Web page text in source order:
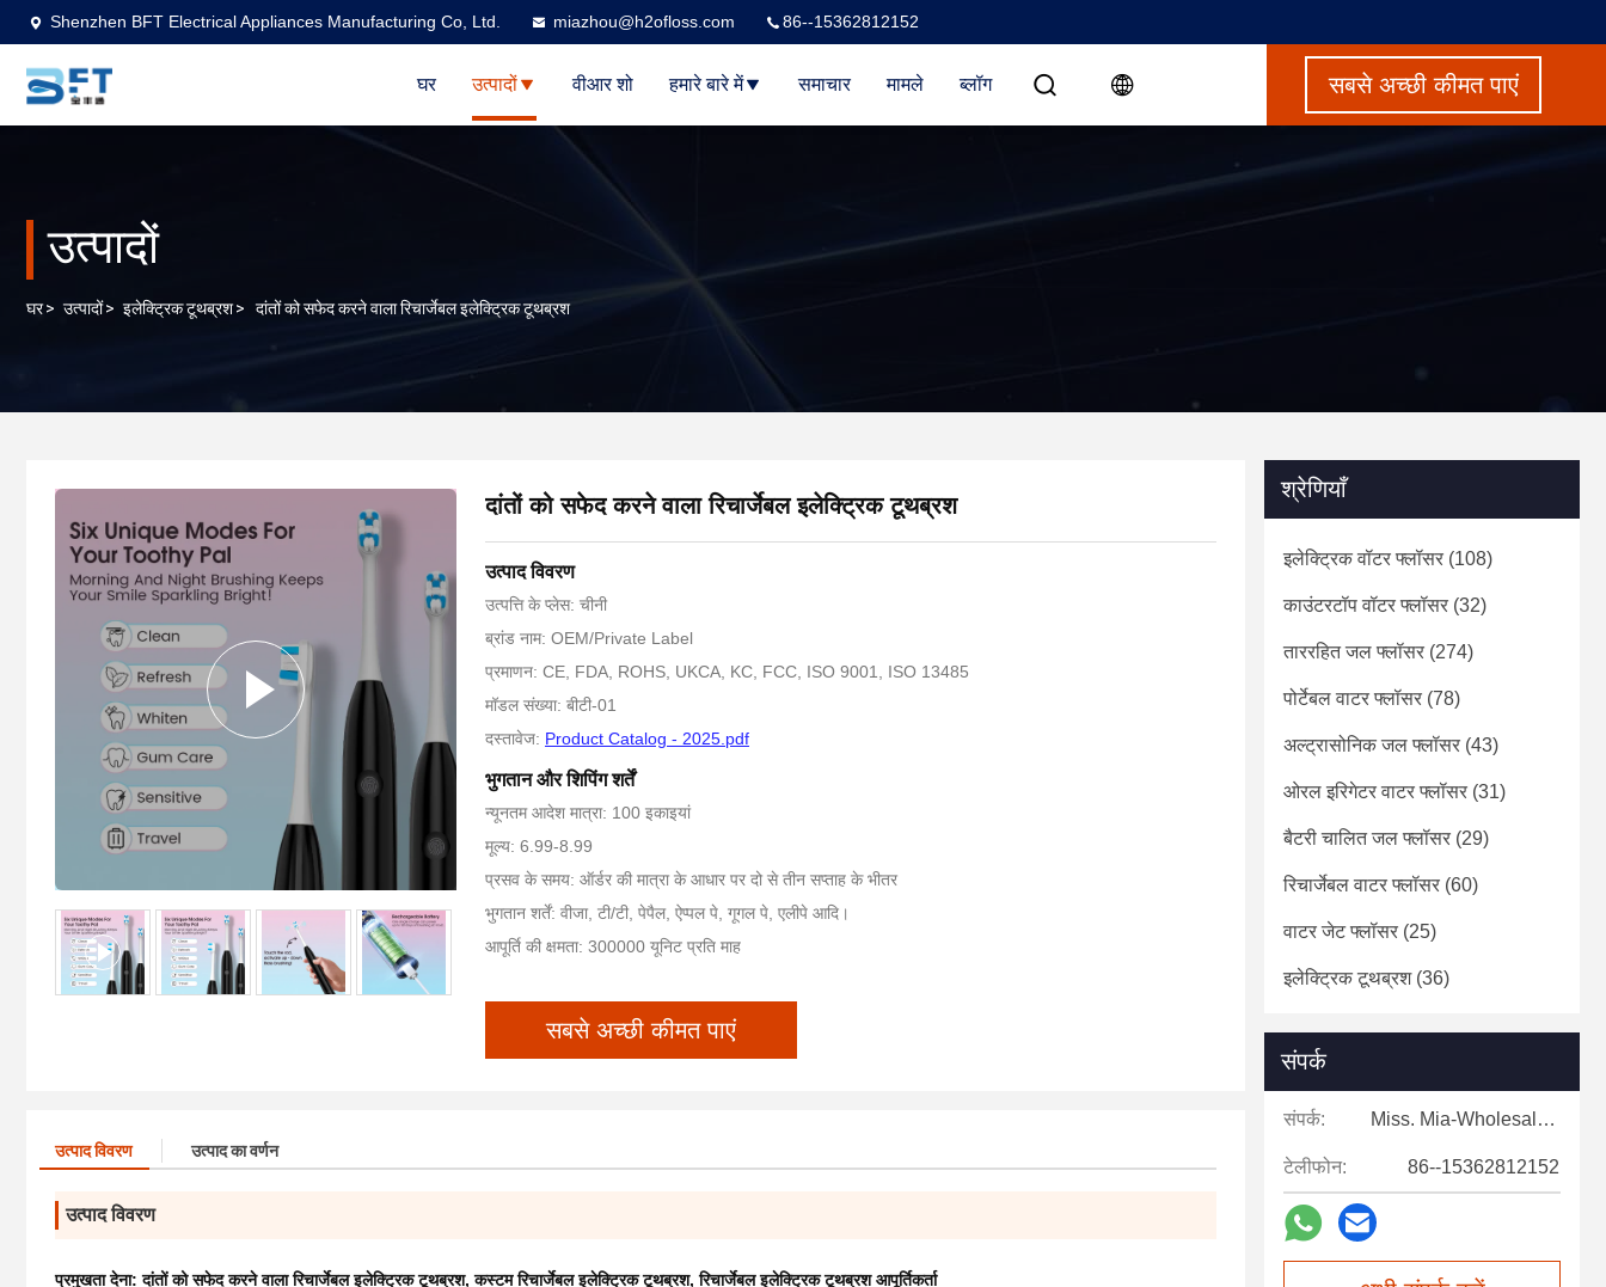
Shenzhen BFT Electrical Appliances Manufacturing Co, Ltd. miazhou@h2ofloss.com 86--15362812152
घर उत्पादों वीआर शो हमारे बारे में समाचार मामले ब्लॉग सबसे अच्छी कीमत पाएं
उत्पादों
घर> उत्पादों> इलेक्ट्रिक टूथब्रश> दांतों को सफेद करने वाला रिचार्जेबल इलेक्ट्रिक टूथब्रश
दांतों को सफेद करने वाला रिचार्जेबल इलेक्ट्रिक टूथब्रश
उत्पाद विवरण
उत्पत्ति के प्लेस: चीनी
ब्रांड नाम: OEM/Private Label
प्रमाणन: CE, FDA, ROHS, UKCA, KC, FCC, ISO 9001, ISO 13485
मॉडल संख्या: बीटी-01
दस्तावेज: Product Catalog - 2025.pdf
भुगतान और शिपिंग शर्तें
न्यूनतम आदेश मात्रा: 100 इकाइयां
मूल्य: 6.99-8.99
प्रसव के समय: ऑर्डर की मात्रा के आधार पर दो से तीन सप्ताह के भीतर
भुगतान शर्तें: वीजा, टी/टी, पेपैल, ऐप्पल पे, गूगल पे, एलीपे आदि।
आपूर्ति की क्षमता: 300000 यूनिट प्रति माह
सबसे अच्छी कीमत पाएं
उत्पाद विवरण उत्पाद का वर्णन
उत्पाद विवरण
प्रमुखता देना:दांतों को सफेद करने वाला रिचार्जेबल इलेक्ट्रिक टूथब्रश,कस्टम रिचार्जेबल इलेक्ट्रिक टूथब्रश,रिचार्जेबल इलेक्ट्रिक टूथब्रश आपूर्तिकर्ता
श्रेणियाँ
इलेक्ट्रिक वॉटर फ्लॉसर (108)
काउंटरटॉप वॉटर फ्लॉसर (32)
ताररहित जल फ्लॉसर (274)
पोर्टेबल वाटर फ्लॉसर (78)
अल्ट्रासोनिक जल फ्लॉसर (43)
ओरल इरिगेटर वाटर फ्लॉसर (31)
बैटरी चालित जल फ्लॉसर (29)
रिचार्जेबल वाटर फ्लॉसर (60)
वाटर जेट फ्लॉसर (25)
इलेक्ट्रिक टूथब्रश(36)
संपर्क
संपर्क: Miss. Mia-Wholesale Sales Expert
टेलीफोन: 86--15362812152